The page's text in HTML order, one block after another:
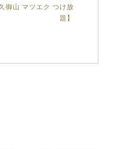
御山 マツエク つけ放
題】